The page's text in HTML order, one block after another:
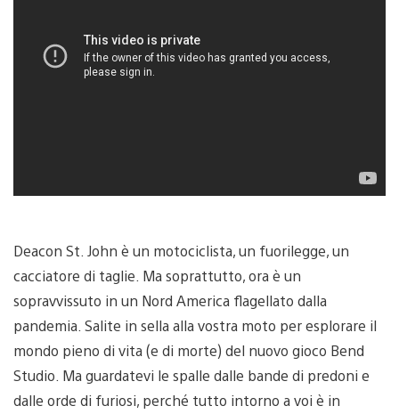
Deacon St. John è un motociclista, un fuorilegge, un
cacciatore di taglie. Ma soprattutto, ora è un
sopravvissuto in un Nord America flagellato dalla
pandemia. Salite in sella alla vostra moto per esplorare il
mondo pieno di vita (e di morte) del nuovo gioco Bend
Studio. Ma guardatevi le spalle dalle bande di predoni e
dalle orde di furiosi, perché tutto intorno a voi è in